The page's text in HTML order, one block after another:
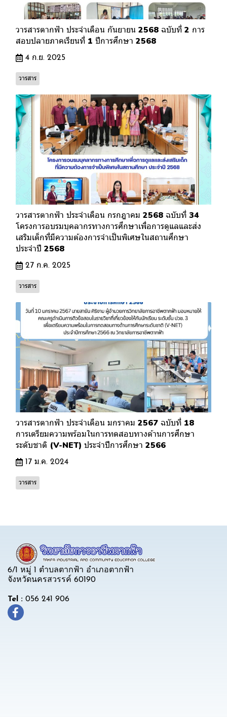
วารสารตากฟ้า ประจำเดือน กันยายน 2568 ฉบับที่ 2 การ
สอบปลายภาคเรียนที่ 1 ปีการศึกษา 2568
4 ก.ย. 2025
วารสาร
วารสารตากฟ้า ประจำเดือน กรกฎาคม 2568 ฉบับที่ 34
โครงการอบรมบุคลากรทางการศึกษาเพื่อการดูแลและส่ง
เสริมเด็กที่มีความต้องการจำเป็นพิเศษในสถานศึกษา
ประจำปี 2568
27 ก.ค. 2025
วารสาร
วารสารตากฟ้า ประจำเดือน มกราคม 2567 ฉบับที่ 18
การเตรียมความพร้อมในการทดสอบทางด้านการศึกษา
ระดับชาติ (V-NET) ประจำปีการศึกษา 2566
17 ม.ค. 2024
วารสาร
6/1 หมู่ 1 ตำบลตากฟ้า อำเภอตากฟ้า
จังหวัดนครสวรรค์ 60190
Tel : 056 241 906